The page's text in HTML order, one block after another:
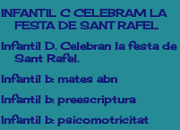
INFANTIL C CELEBRAM LA
FESTA DE SANT RAFEL
Infantil D. Celebran la festa de
Sant Rafel.
Infantil b: mates abn
Infantil b: preescriptura
Infantil b: psicomotricitat